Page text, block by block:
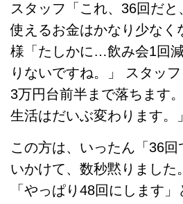
スタッフ「これ、36回だ
使えるお金はかなり少なく
様「たしかに…飲み会1回
りないですね。」 スタッ
3万円台前半まで落ちます
生活はだいぶ変わります。」
この方は、いったん「36
いかけて、数秒黙りました
「やっぱり48回にします